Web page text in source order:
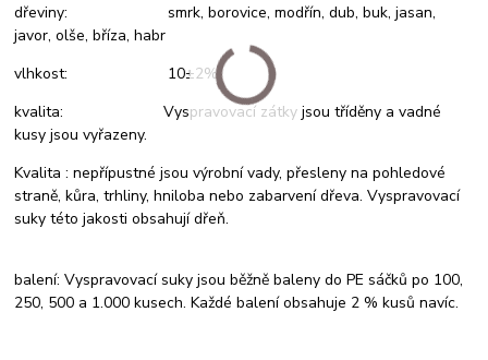
dřeviny: smrk, borovice, modřín, dub, buk, jasan,
javor, olše, bříza, habr
vlhkost: 10±2%
kvalita: Vyspravovací zátky jsou tříděny a vadné
kusy jsou vyřazeny.
Kvalita : nepřípustné jsou výrobní vady, přesleny na pohledové
straně, kůra, trhliny, hniloba nebo zabarvení dřeva. Vyspravovací
suky této jakosti obsahují dřeň.
balení: Vyspravovací suky jsou běžně baleny do PE sáčků po 100,
250, 500 a 1.000 kusech. Každé balení obsahuje 2 % kusů navíc.